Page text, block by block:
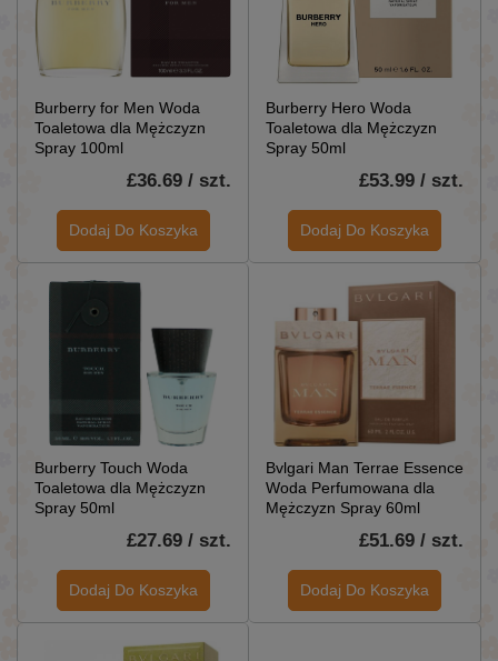
Burberry for Men Woda
Toaletowa dla Mężczyzn
Spray 100ml
£36.69 / szt.
Dodaj Do Koszyka
Burberry Hero Woda
Toaletowa dla Mężczyzn
Spray 50ml
£53.99 / szt.
Dodaj Do Koszyka
Burberry Touch Woda
Toaletowa dla Mężczyzn
Spray 50ml
£27.69 / szt.
Dodaj Do Koszyka
Bvlgari Man Terrae Essence
Woda Perfumowana dla
Mężczyzn Spray 60ml
£51.69 / szt.
Dodaj Do Koszyka